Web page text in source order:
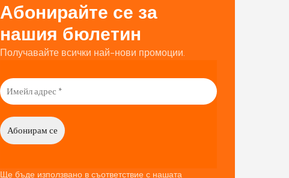
Абонирайте се за
нашия бюлетин
Получавайте всички най-нови промоции.
Ще бъде използвано в съответствие с нашата